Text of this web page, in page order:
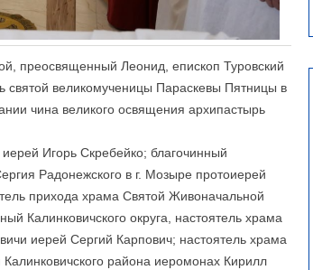
преосвященный Леонид, епископ Туровский
святой великомученицы Параскевы Пятницы в
чина великого освящения архипастырь
Игорь Скребейко; благочинный
Радонежского в г. Мозыре протоиерей
прихода храма Святой Живоначальной
Калинковичского округа, настоятель храма
иерей Сергий Карпович; настоятель храма
района иеромонах Кирилл